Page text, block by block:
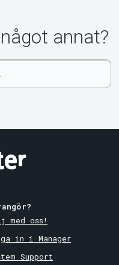
annat?
med oss!
in i Manager
Support